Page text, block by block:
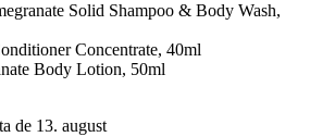
Solid Shampoo & Body Wash,
Concentrate, 40ml
Body Lotion, 50ml
de 13. august